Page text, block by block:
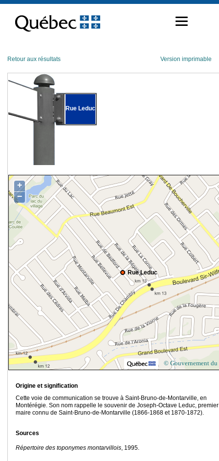
contenu
Retour aux résultats Version imprimable
Rue Leduc
Rue Leduc
+
−
© Gouvernement du
Origine et signification
Cette voie de communication se trouve à Saint-Bruno-de-Montarville, en
Montérégie. Son nom rappelle le souvenir de Joseph-Octave Leduc, premier
maire connu de Saint-Bruno-de-Montarville (1866-1868 et 1870-1872).
Sources
Répertoire des toponymes montarvillois, 1995.